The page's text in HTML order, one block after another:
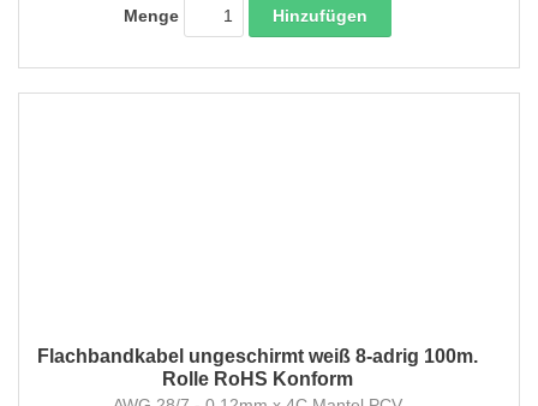
Menge Hinzufügen
Flachbandkabel ungeschirmt weiß 8-adrig 100m.
Rolle RoHS Konform